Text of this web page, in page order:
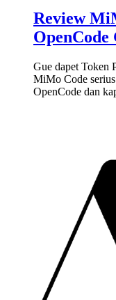
Review
Gue dapet Token
MiMo Code
OpenCode dan